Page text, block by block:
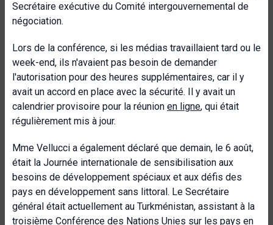
Secrétaire exécutive du Comité intergouvernemental de
négociation.
Lors de la conférence, si les médias travaillaient tard ou le
week-end, ils n'avaient pas besoin de demander
l'autorisation pour des heures supplémentaires, car il y
avait un accord en place avec la sécurité. Il y avait un
calendrier provisoire pour la réunion en ligne, qui était
régulièrement mis à jour.
Mme Vellucci a également déclaré que demain, le 6 août,
était la Journée internationale de sensibilisation aux
besoins de développement spéciaux et aux défis des
pays en développement sans littoral. Le Secrétaire
général était actuellement au Turkménistan, assistant à la
troisième Conférence des Nations Unies sur les pays en